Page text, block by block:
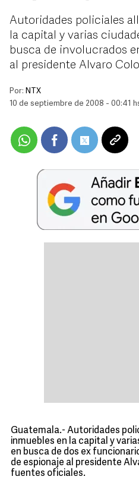
Autoridades policiales
la capital y varias
busca de involucrados
al presidente Alvaro
Por: NTX
10 de septiembre de 2008 - 00:41
Guatemala.- Autoridades
inmuebles en la capital y
en busca de dos ex
de espionaje al presidente
fuentes oficiales.